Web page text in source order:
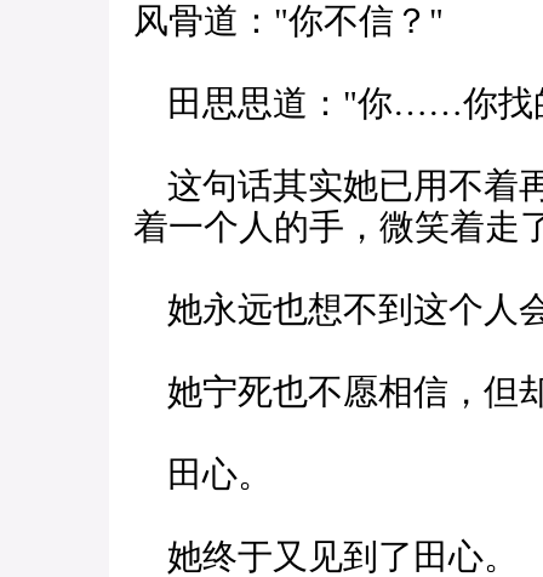
风骨道："你不信？"
田思思道："你……你找
这句话其实她已用不着
着一个人的手，微笑着走
她永远也想不到这个人
她宁死也不愿相信，但
田心。
她终于又见到了田心。